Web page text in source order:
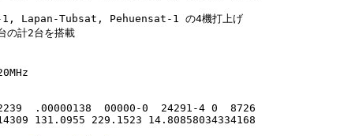
Lapan-Tubsat, Pehuensat-1 の4機打上げ
の計2台を搭載
.00000138  00000-0  24291-4 0  8726
131.0955 229.1523 14.80858034334168